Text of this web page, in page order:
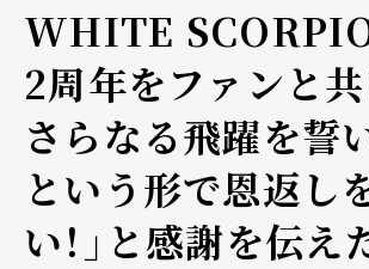
WHITE
2周年をファンと共
さらなる飛躍を誓
という形で恩返し
い！」と感謝を伝え